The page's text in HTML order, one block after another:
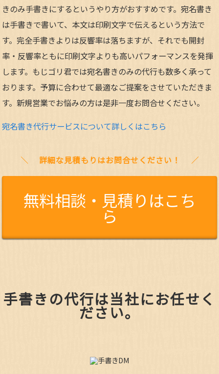
きのみ手書きにするというやり方がおすすめです。宛名書き
は手書きで書いて、本文は印刷文字で伝えるという方法で
す。完全手書きよりは反響率は落ちますが、それでも開封
率・反響率ともに印刷文字よりも高いパフォーマンスを発揮
します。もじゴリ君では宛名書きのみの代行も数多く承って
おります。予算に合わせて最適なご提案をさせていただきま
す。新規営業でお悩みの方は是非一度お問合せください。
宛名書き代行サービスについて詳しくはこちら
詳細な見積もりはお問合せください！
無料相談・見積りはこち
ら
手書きの代行は当社にお任せく
ださい。